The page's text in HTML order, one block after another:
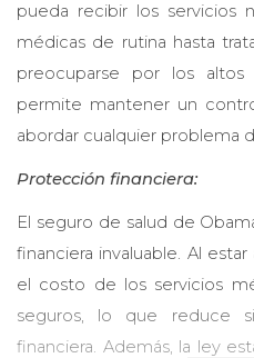
pueda recibir los servicios
médicas de rutina hasta
preocuparse por los altos
permite mantener un
abordar cualquier problema
Protección financiera:
El seguro de salud de
financiera invaluable. Al
el costo de los servicios
seguros, lo que reduce
financiera. Además, la ley